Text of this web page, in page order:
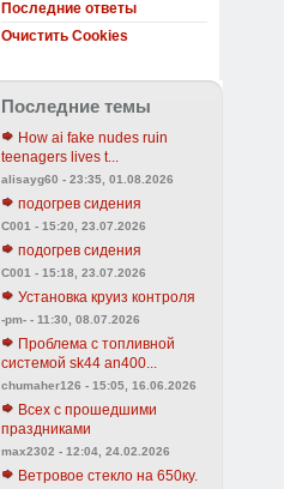
Последние ответы
Очистить Cookies
Последние темы
How ai fake nudes ruin
teenagers lives t...
alisayg60 - 23:35, 01.08.2026
подогрев сидения
C001 - 15:20, 23.07.2026
подогрев сидения
C001 - 15:18, 23.07.2026
Установка круиз контроля
-pm- - 11:30, 08.07.2026
Проблема с топливной
системой sk44 an400...
chumaher126 - 15:05, 16.06.2026
Всех с прошедшими
праздниками
max2302 - 12:04, 24.02.2026
Ветровое стекло на 650ку.